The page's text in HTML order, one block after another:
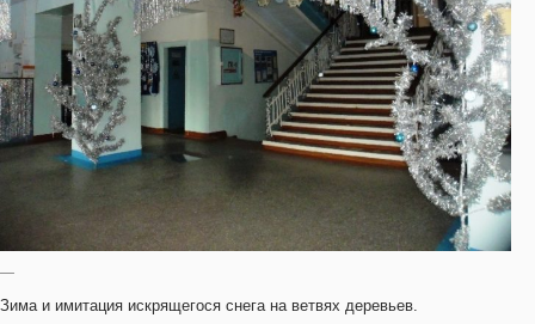
—
Зима и имитация искрящегося снега на ветвях деревьев.